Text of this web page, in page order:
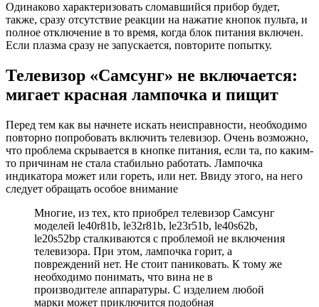
Одинаково характеризовать сломавшийся прибор будет,
также, сразу отсутствие реакции на нажатие кнопок пульта, и
полное отключение в то время, когда блок питания включен.
Если плазма сразу не запускается, повторите попытку.
Телевизор «Самсунг» не включается:
мигает красная лампочка и пищит
Перед тем как вы начнете искать неисправности, необходимо
повторно попробовать включить телевизор. Очень возможно,
что проблема скрывается в кнопке питания, если та, по каким-
то причинам не стала стабильно работать. Лампочка
индикатора может или гореть, или нет. Ввиду этого, на него
следует обращать особое внимание
Многие, из тех, кто приобрел телевизор Самсунг
моделей le40r81b, le32r81b, le23r51b, le40s62b,
le20s52bp сталкиваются с проблемой не включения
телевизора. При этом, лампочка горит, а
повреждений нет. Не стоит паниковать. К тому же
необходимо понимать, что вина не в
производителе аппаратуры. С изделием любой
марки может приключится подобная